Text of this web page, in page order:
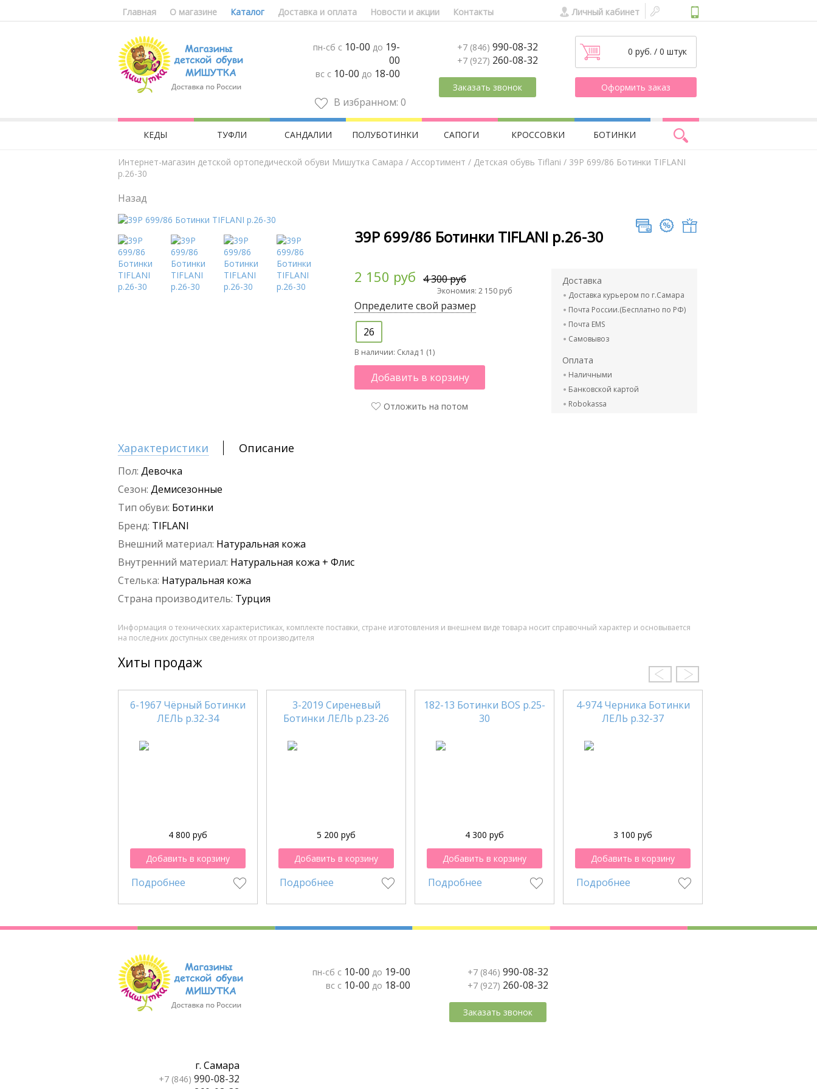
Главная О магазине Каталог Доставка и оплата Новости и акции Контакты Личный кабинет
пн-сб с 10-00 до 19-
00
вс с 10-00 до 18-00
В избранном: 0
+7 (846) 990-08-32
+7 (927) 260-08-32
Заказать звонок
0 руб. / 0 штук
Оформить заказ
КЕДЫ ТУФЛИ САНДАЛИИ ПОЛУБОТИНКИ САПОГИ КРОССОВКИ БОТИНКИ
Интернет-магазин детской ортопедической обуви Мишутка Самара / Aссортимент / Детская обувь Tiflani / 39Р 699/86 Ботинки TIFLANI
р.26-30
Назад
39Р 699/86 Ботинки TIFLANI р.26-30
2 150 руб 4 300 руб
Экономия: 2 150 руб
Определите свой размер
26
В наличии: Склад 1 (1)
Добавить в корзину
Отложить на потом
Доставка
Доставка курьером по г.Самара
Почта России.(Бесплатно по РФ)
Почта EMS
Самовывоз
Оплата
Наличными
Банковской картой
Robokassa
Характеристики Описание
Пол: Девочка
Сезон: Демисезонные
Тип обуви: Ботинки
Бренд: TIFLANI
Внешний материал: Натуральная кожа
Внутренний материал: Натуральная кожа + Флис
Стелька: Натуральная кожа
Страна производитель: Турция
Информация о технических характеристиках, комплекте поставки, стране изготовления и внешнем виде товара носит справочный характер и основывается
на последних доступных сведениях от производителя
Хиты продаж
6-1967 Чёрный Ботинки
ЛЕЛЬ р.32-34
4 800 руб
Добавить в корзину
Подробнее
3-2019 Сиреневый
Ботинки ЛЕЛЬ р.23-26
5 200 руб
Добавить в корзину
Подробнее
182-13 Ботинки BOS р.25-
30
4 300 руб
Добавить в корзину
Подробнее
4-974 Черника Ботинки
ЛЕЛЬ р.32-37
3 100 руб
Добавить в корзину
Подробнее
пн-сб с 10-00 до 19-00
вс с 10-00 до 18-00
+7 (846) 990-08-32
+7 (927) 260-08-32
Заказать звонок
г. Самара
+7 (846) 990-08-32